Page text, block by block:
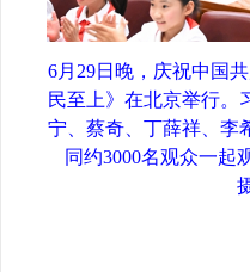
6月29日晚，庆祝中国
民至上》在北京举行。
宁、蔡奇、丁薛祥、李
同约3000名观众一起